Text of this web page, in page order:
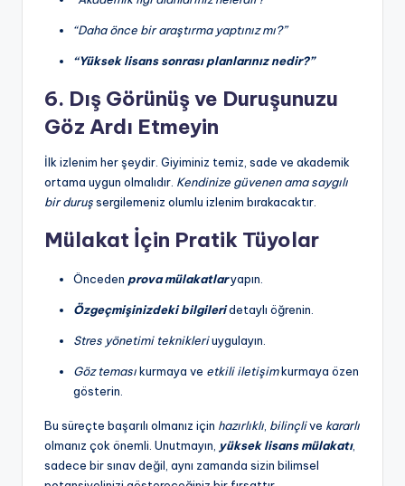
“Daha önce bir araştırma yaptınız mı?”
“Yüksek lisans sonrası planlarınız nedir?”
6. Dış Görünüş ve Duruşunuzu
Göz Ardı Etmeyin
İlk izlenim her şeydir. Giyiminiz temiz, sade ve akademik
ortama uygun olmalıdır. Kendinize güvenen ama saygılı
bir duruşsergilemeniz olumlu izlenim bırakacaktır.
Mülakat İçin Pratik Tüyolar
Önceden prova mülakatlaryapın.
Özgeçmişinizdeki bilgileridetaylı öğrenin.
Stres yönetimi teknikleriuygulayın.
Göz temasıkurmaya ve etkili iletişimkurmaya özen
gösterin.
Bu süreçte başarılı olmanız için hazırlıklı bilinçlive kararlı
olmanız çok önemli. Unutmayın, yüksek lisans mülakatı,
sadece bir sınav değil, aynı zamanda sizin bilimsel